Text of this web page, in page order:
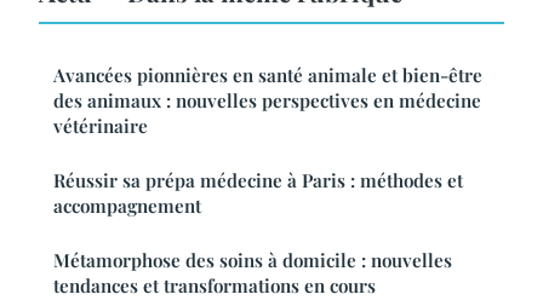
Avancées pionnières en santé animale et bien-être
des animaux : nouvelles perspectives en médecine
vétérinaire
Réussir sa prépa médecine à Paris : méthodes et
accompagnement
Métamorphose des soins à domicile : nouvelles
tendances et transformations en cours